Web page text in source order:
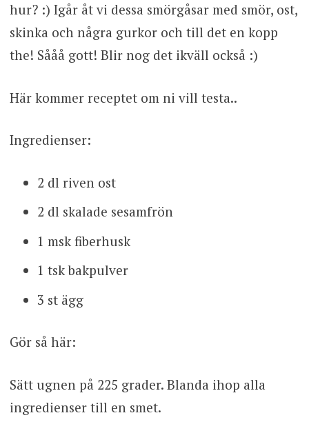
hur? :) Igår åt vi dessa smörgåsar med smör, ost,
skinka och några gurkor och till det en kopp
the! Sååå gott! Blir nog det ikväll också :)
Här kommer receptet om ni vill testa..
Ingredienser:
2 dl riven ost
2 dl skalade sesamfrön
1 msk fiberhusk
1 tsk bakpulver
3 st ägg
Gör så här:
Sätt ugnen på 225 grader. Blanda ihop alla
ingredienser till en smet.